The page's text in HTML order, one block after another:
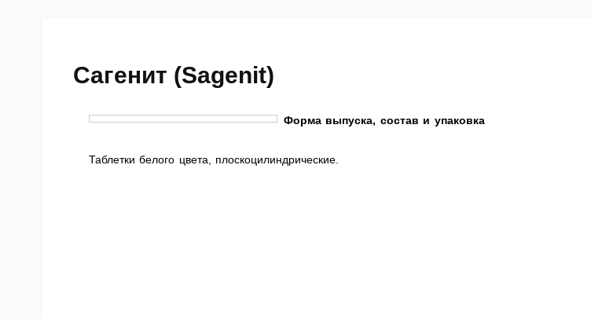
Сагенит (Sagenit)
Форма выпуска, состав и упаковка
Таблетки белого цвета, плоскоцилиндрические.